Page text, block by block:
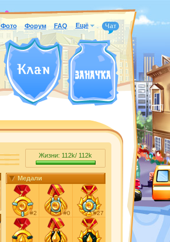
Фото Форум FAQ Ещё Чат
Жизни: 112k/ 112k
Медали
#2 #0 #27